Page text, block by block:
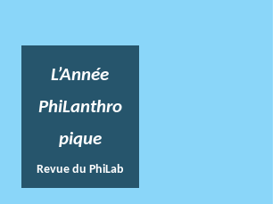
L’Année
PhiLanthro
pique
Revue du PhiLab